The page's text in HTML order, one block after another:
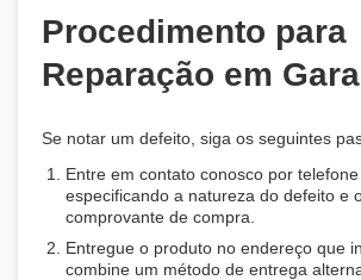
Procedimento para
Reparação em
Se notar um defeito, siga os seguintes
Entre em contato conosco por telefone
especificando a natureza do defeito e
comprovante de compra.
Entregue o produto no endereço que
combine um método de entrega